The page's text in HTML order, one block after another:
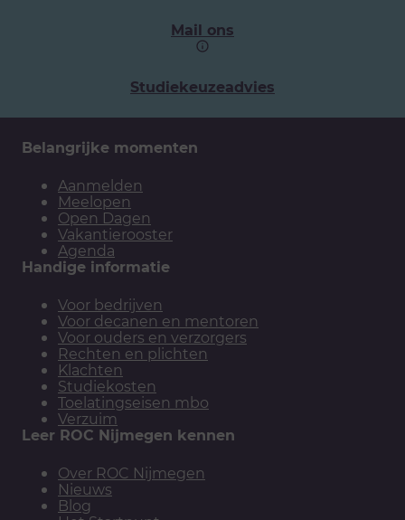
Mail ons
Studiekeuzeadvies
Belangrijke momenten
Aanmelden
Meelopen
Open Dagen
Vakantierooster
Agenda
Handige informatie
Voor bedrijven
Voor decanen en mentoren
Voor ouders en verzorgers
Rechten en plichten
Klachten
Studiekosten
Toelatingseisen mbo
Verzuim
Leer ROC Nijmegen kennen
Over ROC Nijmegen
Nieuws
Blog